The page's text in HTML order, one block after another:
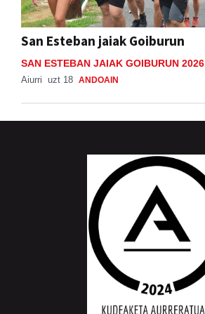
San Esteban jaiak Goiburun
SAN ESTEBAN JAIAK GOIBURUN 2026
Aiurri uzt 18 ANDOAIN